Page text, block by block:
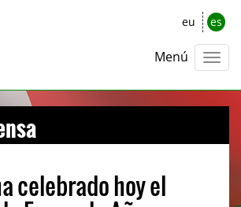
eu es
Menú
celebrado hoy el